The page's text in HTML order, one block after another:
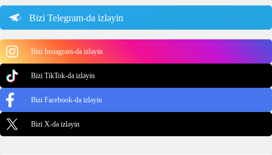
Bizi Telegram-da izləyin
Bizi Instagram-da izləyin
Bizi TikTok-da izləyin
Bizi Facebook-da izləyin
Bizi X-da izləyin